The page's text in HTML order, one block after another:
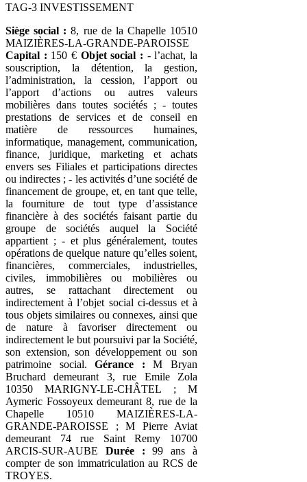
TAG-3 INVESTISSEMENT
Siège social : 8, rue de la Chapelle 10510
MAIZIÈRES-LA-GRANDE-PAROISSE
Capital : 150 € Objet social : - l’achat, la
souscription, la détention, la gestion,
l’administration, la cession, l’apport ou
l’apport d’actions ou autres valeurs
mobilières dans toutes sociétés ; - toutes
prestations de services et de conseil en
matière de ressources humaines,
informatique, management, communication,
finance, juridique, marketing et achats
envers ses Filiales et participations directes
ou indirectes ; - les activités d’une société de
financement de groupe, et, en tant que telle,
la fourniture de tout type d’assistance
financière à des sociétés faisant partie du
groupe de sociétés auquel la Société
appartient ; - et plus généralement, toutes
opérations de quelque nature qu’elles soient,
financières, commerciales, industrielles,
civiles, immobilières ou mobilières ou
autres, se rattachant directement ou
indirectement à l’objet social ci-dessus et à
tous objets similaires ou connexes, ainsi que
de nature à favoriser directement ou
indirectement le but poursuivi par la Société,
son extension, son développement ou son
patrimoine social.Gérance : M Bryan
Bruchard demeurant 3, rue Emile Zola
10350 MARIGNY-LE-CHÂTEL ; M
Aymeric Fossoyeux demeurant 8, rue de la
Chapelle 10510 MAIZIÈRES-LA-
GRANDE-PAROISSE ; M Pierre Aviat
demeurant 74 rue Saint Remy 10700
ARCIS-SUR-AUBE Durée : 99 ans à
compter de son immatriculation au RCS de
TROYES.